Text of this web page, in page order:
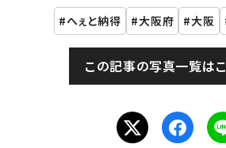
へぇと納得 大阪府 大阪
この記事の写真一覧は